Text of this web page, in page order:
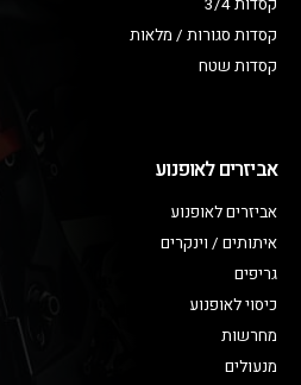
קסדות 3/4
קסדות סגורות / מלאות
קסדות שטח
אביזרים לאופנוע
אביזרים לאופנוע
איתותים / וינקרים
גריפים
כיסוי לאופנוע
מחרשות
מנעולים